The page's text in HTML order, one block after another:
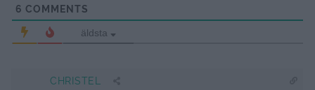
6 COMMENTS
äldsta
CHRISTEL